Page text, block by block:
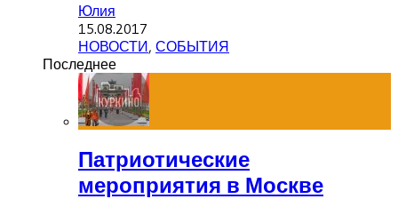
Юлия
15.08.2017
НОВОСТИ, СОБЫТИЯ
Последнее
Патриотические
мероприятия в Москве